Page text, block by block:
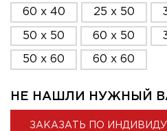
60 x 40 25 x 50
50 x 50 60 x 50
50 x 60 60 x 60
НЕ НАШЛИ НУЖНЫЙ
ЗАКАЗАТЬ ПО